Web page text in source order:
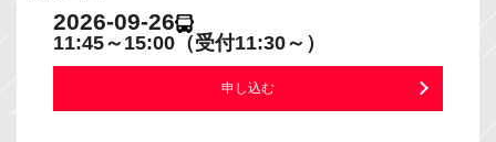
2026-09-26
11:45～15:00（受付11:30～）
申し込む